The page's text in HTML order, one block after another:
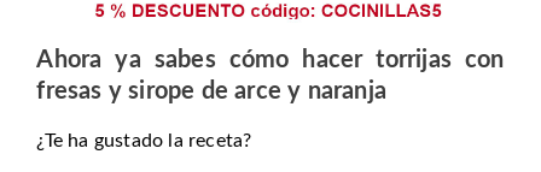
Ahora ya sabes cómo hacer torrijas con
fresas y sirope de arce y naranja
¿Te ha gustado la receta?